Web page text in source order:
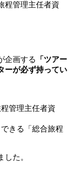
程管理主任者資
企画する
「ツアー
ーが必ず持ってい
管理主任者資
きる「総合旅程
た。